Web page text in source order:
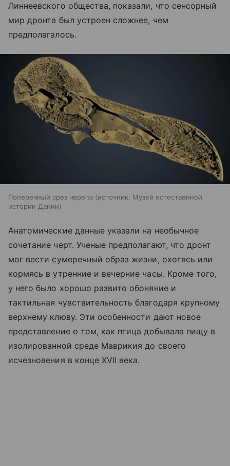
Линнеевского общества, показали, что сенсорный
мир дронта был устроен сложнее, чем
предполагалось.
Поперечный срез черепа источник: Музей естественной
истории Дании
Анатомические данные указали на необычное
сочетание черт. Ученые предполагают, что дронт
мог вести сумеречный образ жизни, охотясь или
кормясь в утренние и вечерние часы. Кроме того,
у него было хорошо развито обоняние и
тактильная чувствительность благодаря крупному
верхнему клюву. Эти особенности дают новое
представление о том, как птица добывала пищу в
изолированной среде Маврикия до своего
исчезновения в конце XVII века.